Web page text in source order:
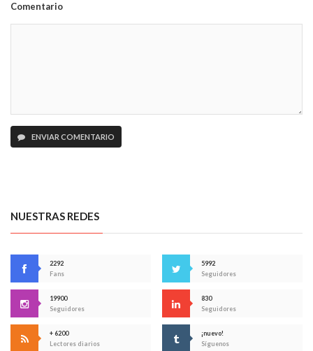
Comentario
ENVIAR COMENTARIO
NUESTRAS REDES
2292
Fans
5992
Seguidores
19900
Seguidores
830
Seguidores
+ 6200
Lectores diarios
¡nuevo!
Síguenos